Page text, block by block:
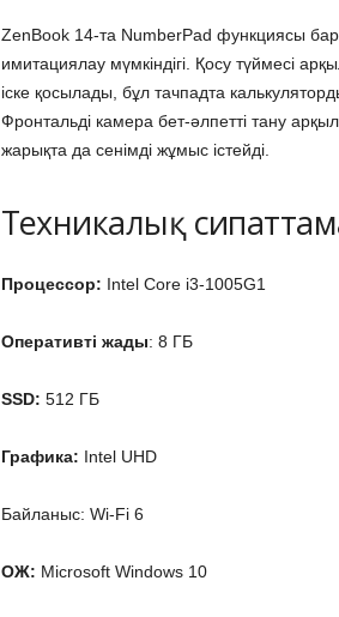
ZenBook 14-та NumberPad функциясы
имитациялау мүмкіндігі. Қосу түймесі
іске қосылады, бұл тачпадта
Фронтальді камера бет-әлпетті тану
жарықта да сенімді жұмыс істейді.
Техникалық
Процессор: Intel Core i3-1005G1
Оперативті жады: 8 ГБ
SSD: 512 ГБ
Графика: Intel UHD
Байланыс: Wi-Fi 6
ОЖ: Microsoft Windows 10